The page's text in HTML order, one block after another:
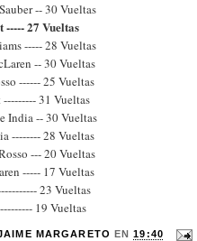
-- 30 Vueltas
----- 27 Vueltas
----- 28 Vueltas
-- 30 Vueltas
------ 25 Vueltas
31 Vueltas
India -- 30 Vueltas
-------- 28 Vueltas
--- 20 Vueltas
----- 17 Vueltas
23 Vueltas
19 Vueltas
MARGARETO EN19:40